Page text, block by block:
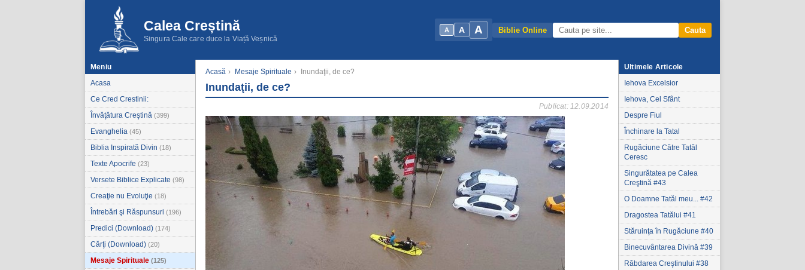
Calea Creștină
Singura Cale care duce la Viață Veșnică
A A A Biblie Online Cauta
Meniu
Acasa
Ce Cred Crestinii:
Învăţătura Creştină (399)
Evanghelia (45)
Biblia Inspirată Divin (18)
Texte Apocrife (23)
Versete Biblice Explicate (98)
Creaţie nu Evoluţie (18)
Întrebări şi Răspunsuri (196)
Predici (Download) (174)
Cărţi (Download) (20)
Mesaje Spirituale (125)
Acasă › Mesaje Spirituale › Inundaţii, de ce?
Inundaţii, de ce?
Publicat: 12.09.2014
Ultimele Articole
Iehova Excelsior
Iehova, Cel Sfânt
Despre Fiul
Închinare la Tatal
Rugăciune Către Tatăl
Ceresc
Singurătatea pe Calea
Creştină #43
O Doamne Tatăl meu... #42
Dragostea Tatălui #41
Stăruinţa în Rugăciune #40
Binecuvântarea Divină #39
Răbdarea Creştinului #38